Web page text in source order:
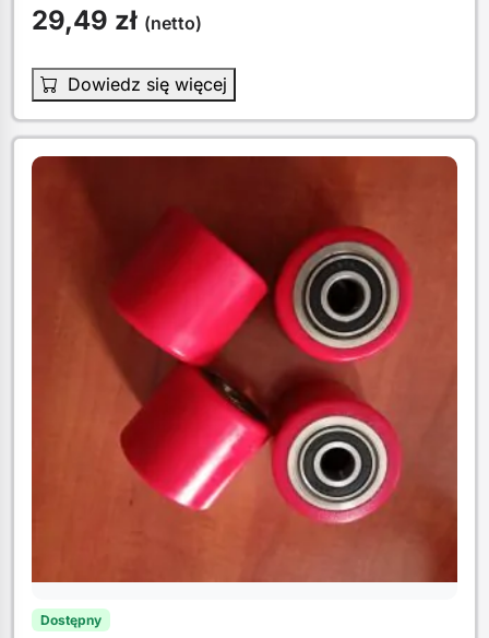
29,49 zł (netto)
Dowiedz się więcej
Dostępny